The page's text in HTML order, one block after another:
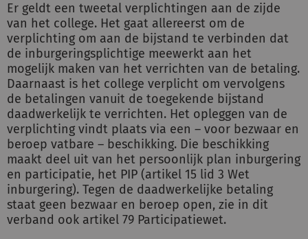
Er geldt een tweetal verplichtingen aan de zijde
van het college. Het gaat allereerst om de
verplichting om aan de bijstand te verbinden dat
de inburgeringsplichtige meewerkt aan het
mogelijk maken van het verrichten van de betaling.
Daarnaast is het college verplicht om vervolgens
de betalingen vanuit de toegekende bijstand
daadwerkelijk te verrichten. Het opleggen van de
verplichting vindt plaats via een – voor bezwaar en
beroep vatbare – beschikking. Die beschikking
maakt deel uit van het persoonlijk plan inburgering
en participatie, het PIP (artikel 15 lid 3 Wet
inburgering). Tegen de daadwerkelijke betaling
staat geen bezwaar en beroep open, zie in dit
verband ook artikel 79 Participatiewet.